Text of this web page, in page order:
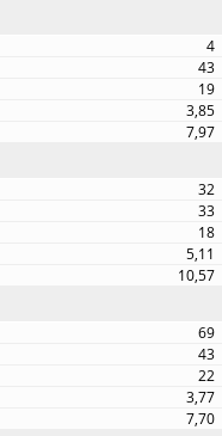
4
43
19
3,85
7,97
32
33
18
5,11
10,57
69
43
22
3,77
7,70